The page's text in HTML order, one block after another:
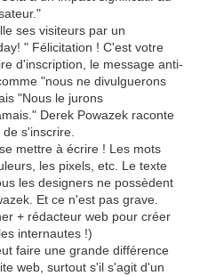
ses visiteurs par un
" Félicitation ! C'est votre
d'inscription, le message anti-
"nous ne divulguerons
"Nous le jurons
Derek Powazek raconte
s'inscrire.
mettre à écrire ! Les mots
les pixels, etc. Le texte
les designers ne possèdent
Et ce n'est pas grave.
+ rédacteur web pour créer
internautes !)
faire une grande différence
web, surtout s'il s'agit d'un